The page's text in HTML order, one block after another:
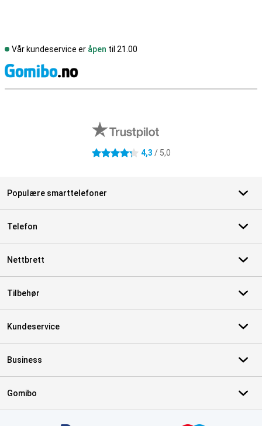
Vår kundeservice er åpen til 21.00
4.3 stjerner 4,3 / 5,0
Populære smarttelefoner
Telefon
Nettbrett
Tilbehør
Kundeservice
Business
Gomibo